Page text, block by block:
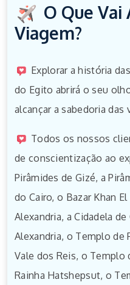
O Que
Viagem?
Explorar a história
do Egito abrirá o seu
alcançar a sabedoria das
Todos os nossos
de conscientização ao
Pirâmides de Gizé, a
do Cairo, o Bazar Khan
Alexandria, a Cidadela
Alexandria, o Templo de
Vale dos Reis, o Templo
Rainha Hatshepsut, o